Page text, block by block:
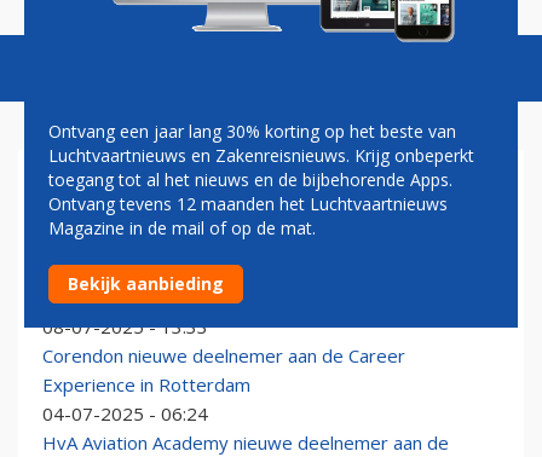
VAN NELLE
KLM bevestigd als deelnemer aan de Career
Experience in Rotterdam
08-07-2025 - 13:33
Corendon nieuwe deelnemer aan de Career
Experience in Rotterdam
04-07-2025 - 06:24
HvA Aviation Academy nieuwe deelnemer aan de
Ontvang een jaar lang 30% korting op het beste van
Luchtvaartnieuws en Zakenreisnieuws. Krijg onbeperkt
toegang tot al het nieuws en de bijbehorende Apps.
Ontvang tevens 12 maanden het Luchtvaartnieuws
Magazine in de mail of op de mat.
Bekijk aanbieding